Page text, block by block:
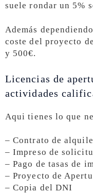
suele rondar un 5%
Además
coste del proyecto
y 500€.
Licencias de
actividades
Aqui tienes lo que
– Contrato de
– Impreso de
– Pago de tasas de
– Proyecto de
– Copia del DNI